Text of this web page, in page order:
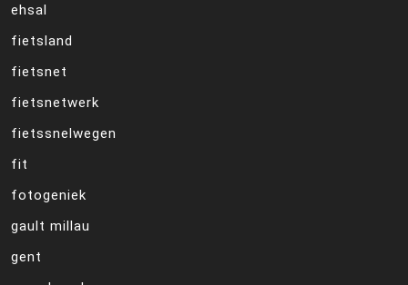
ehsal
fietsland
fietsnet
fietsnetwerk
fietssnelwegen
fit
fotogeniek
gault millau
gent